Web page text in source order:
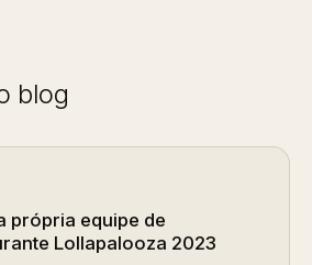
blog
própria equipe de
Lollapalooza 2023